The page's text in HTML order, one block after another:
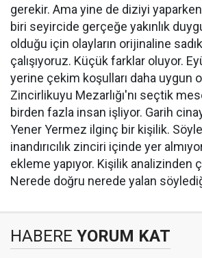
gerekir. Ama yine de diziyi
biri seyircide gerçeğe yakınlık
olduğu için olayların orijinaline
çalışıyoruz. Küçük farklar oluyor.
yerine çekim koşulları daha uygun
Zincirlikuyu Mezarlığı'nı seçtik
birden fazla insan işliyor. Garih
Yener Yermez ilginç bir kişilik.
inandırıcılık zinciri içinde yer
ekleme yapıyor. Kişilik analizinden
Nerede doğru nerede yalan
HABERE YORUM KAT